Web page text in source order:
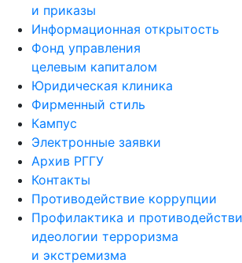
и приказы
Информационная открытость
Фонд управления
целевым капиталом
Юридическая клиника
Фирменный стиль
Кампус
Электронные заявки
Архив РГГУ
Контакты
Противодействие коррупции
Профилактика и
идеологии терроризма
и экстремизма